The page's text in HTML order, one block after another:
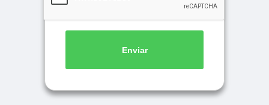
Enviar